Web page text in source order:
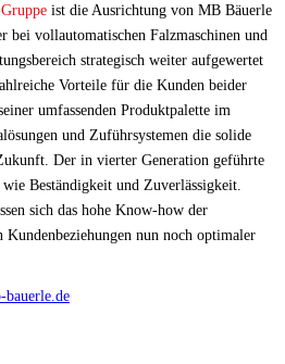
ist die Ausrichtung von MB Bäuerle
bei vollautomatischen Falzmaschinen und
strategisch weiter aufgewertet
Vorteile für die Kunden beider
umfassenden Produktpalette im
und Zuführsystemen die solide
Der in vierter Generation geführte
Beständigkeit und Zuverlässigkeit.
sich das hohe Know-how der
nun noch optimaler
bauerle.de